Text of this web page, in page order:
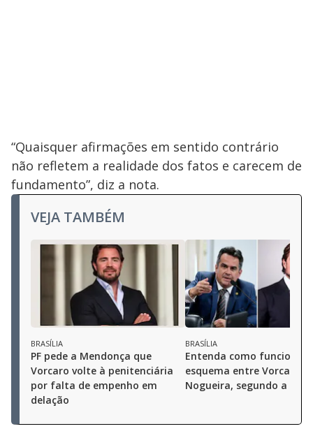
“Quaisquer afirmações em sentido contrário
não refletem a realidade dos fatos e carecem de
fundamento”, diz a nota.
VEJA TAMBÉM
BRASÍLIA
PF pede a Mendonça que
Vorcaro volte à penitenciária
por falta de empenho em
delação
BRASÍLIA
Entenda como
esquema entre Vorcaro e
Nogueira, segundo a PF